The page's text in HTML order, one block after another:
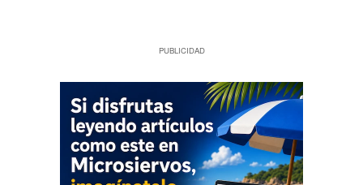
PUBLICIDAD